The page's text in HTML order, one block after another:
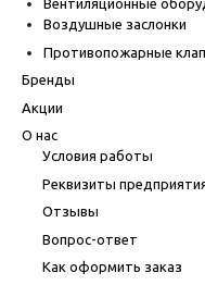
Вентиляционные
Воздушные заслонки
Противопожарные
Бренды
Акции
О нас
Условия работы
Реквизиты
Отзывы
Вопрос-ответ
Как оформить заказ